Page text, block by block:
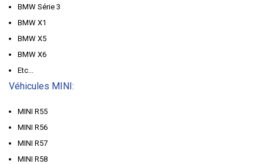
BMW Série 3
BMW X1
BMW X5
BMW X6
Etc...
Véhicules MINI:
MINI R55
MINI R56
MINI R57
MINI R58